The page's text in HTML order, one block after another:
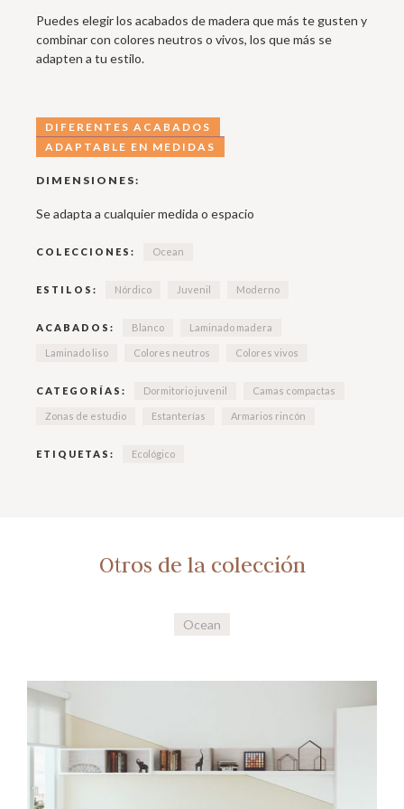
Puedes elegir los acabados de madera que más te gusten y
combinar con colores neutros o vivos, los que más se
adapten a tu estilo.
DIFERENTES ACABADOS
ADAPTABLE EN MEDIDAS
DIMENSIONES:
Se adapta a cualquier medida o espacio
COLECCIONES: Ocean
ESTILOS: Nórdico Juvenil Moderno
ACABADOS: Blanco Laminado madera
Laminado liso Colores neutros Colores vivos
CATEGORÍAS: Dormitorio juvenil Camas compactas
Zonas de estudio Estanterías Armarios rincón
ETIQUETAS: Ecológico
Otros de la colección
Ocean